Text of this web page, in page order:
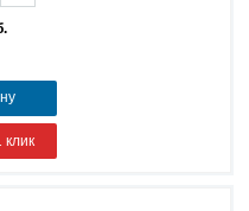
клик